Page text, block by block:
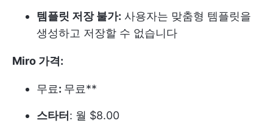
템플릿 저장 불가: 사용자는 맞춤형 템플릿을
생성하고 저장할 수 없습니다
Miro 가격:
무료: 무료**
스타터 : 월 $8.00